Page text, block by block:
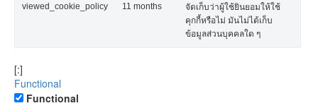
viewed_cookie_policy 11 months
จัดเก็บว่าผู้ใช้ยินยอมให้ใช้
คุกกี้หรือไม่ มันไม่ได้เก็บ
ข้อมูลส่วนบุคคลใด ๆ
[:]
Functional
Functional